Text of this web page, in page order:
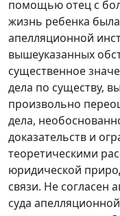
помощью отец с
жизнь ребенка
апелляционной
вышеуказанных
существенное
дела по существу,
произвольно
дела,
доказательств и
теоретическими
юридической
связи. Не согласен
суда